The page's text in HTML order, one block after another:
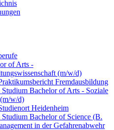
of Arts -
(m/w/d)
Fremdausbildung
Studium Bachelor of Arts - Soziale
w/d)
Heidenheim
Studium Bachelor of Science (B.
in der Gefahrenabwehr